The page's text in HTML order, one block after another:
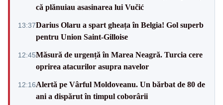
că plănuiau asasinarea lui Vučić
13:37Darius Olaru a spart gheața în Belgia! Gol superb
pentru Union Saint-Gilloise
12:45Măsură de urgență în Marea Neagră. Turcia cere
oprirea atacurilor asupra navelor
12:16Alertă pe Vârful Moldoveanu. Un bărbat de 80 de
ani a dispărut în timpul coborârii